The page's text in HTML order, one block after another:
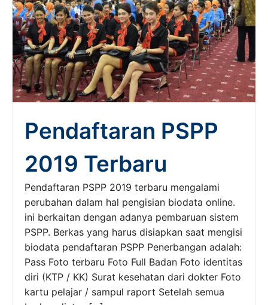
Pendaftaran PSPP
2019 Terbaru
Pendaftaran PSPP 2019 terbaru mengalami
perubahan dalam hal pengisian biodata online.
ini berkaitan dengan adanya pembaruan sistem
PSPP. Berkas yang harus disiapkan saat mengisi
biodata pendaftaran PSPP Penerbangan adalah:
Pass Foto terbaru Foto Full Badan Foto identitas
diri (KTP / KK) Surat kesehatan dari dokter Foto
kartu pelajar / sampul raport Setelah semua